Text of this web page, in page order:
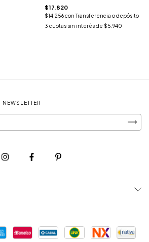
$17.820
$14.256con Transferencia o depósito
3 cuotas sin interés de $5.940